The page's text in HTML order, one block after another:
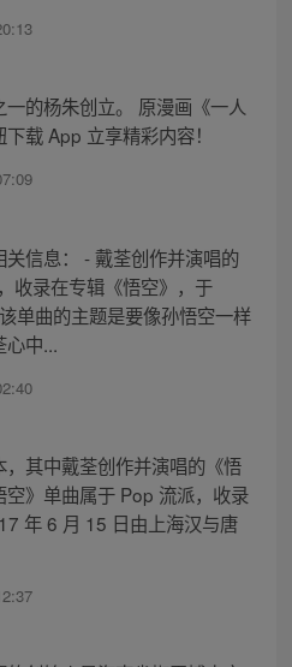
的杨朱创立。 原漫画《一人
载 App 立享精彩内容！
信息： - 戴荃创作并演唱的
收录在专辑《悟空》，于
单曲的主题是要像孙悟空一样
心中...
，其中戴荃创作并演唱的《悟
》单曲属于 Pop 流派，收录
年 6 月 15 日由上海汉与唐